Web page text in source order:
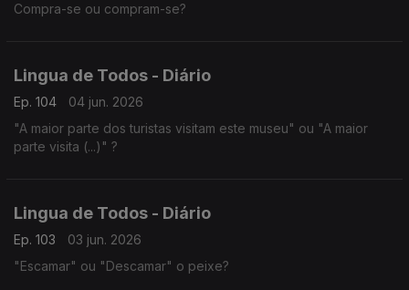
Compra-se ou compram-se?
Lingua de Todos - Diário
Ep. 104
04 jun. 2026
"A maior parte dos turistas visitam este museu" ou "A maior
parte visita (...)" ?
Lingua de Todos - Diário
Ep. 103
03 jun. 2026
"Escamar" ou "Descamar" o peixe?